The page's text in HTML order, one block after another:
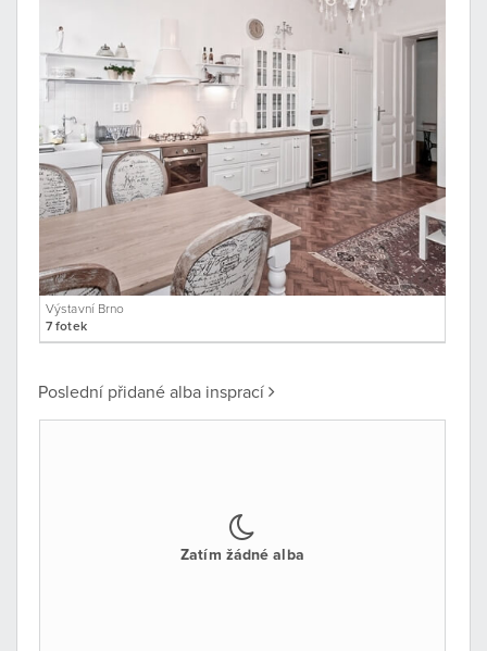
Výstavní Brno
7 fotek
Poslední přidané alba insprací
Zatím žádné alba